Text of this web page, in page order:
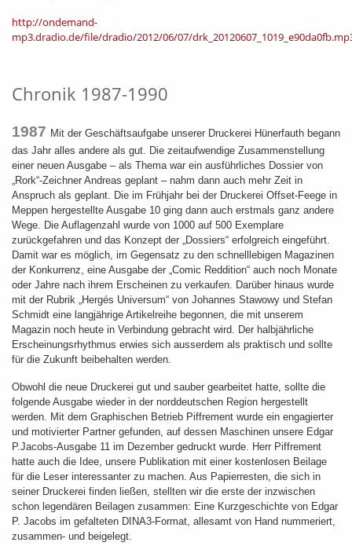
http://ondemand-
mp3.dradio.de/file/dradio/2012/06/07/
Chronik 1987-1990
1987 Mit der Geschäftsaufgabe unserer Druckerei Hünerfauth begann
das Jahr alles andere als gut. Die zeitaufwendige Zusammenstellung
einer neuen Ausgabe – als Thema war ein ausführliches Dossier von
„Rork“-Zeichner Andreas geplant – nahm dann auch mehr Zeit in
Anspruch als geplant. Die im Frühjahr bei der Druckerei Offset-Feege in
Meppen hergestellte Ausgabe 10 ging dann auch erstmals ganz andere
Wege. Die Auflagenzahl wurde von 1000 auf 500 Exemplare
zurückgefahren und das Konzept der „Dossiers“ erfolgreich eingeführt.
Damit war es möglich, im Gegensatz zu den schnelllebigen Magazinen
der Konkurrenz, eine Ausgabe der „Comic Reddition“ auch noch Monate
oder Jahre nach ihrem Erscheinen zu verkaufen. Darüber hinaus wurde
mit der Rubrik „Hergés Universum“ von Johannes Stawowy und Stefan
Schmidt eine langjährige Artikelreihe begonnen, die mit unserem
Magazin noch heute in Verbindung gebracht wird. Der halbjährliche
Erscheinungsrhythmus erwies sich ausserdem als praktisch und sollte
für die Zukunft beibehalten werden.
Obwohl die neue Druckerei gut und sauber gearbeitet hatte, sollte die
folgende Ausgabe wieder in der norddeutschen Region hergestellt
werden. Mit dem Graphischen Betrieb Piffrement wurde ein engagierter
und motivierter Partner gefunden, auf dessen Maschinen unsere Edgar
P.Jacobs-Ausgabe 11 im Dezember gedruckt wurde. Herr Piffrement
hatte auch die Idee, unsere Publikation mit einer kostenlosen Beilage
für die Leser interessanter zu machen. Aus Papierresten, die sich in
seiner Druckerei finden ließen, stellten wir die erste der inzwischen
schon legendären Beilagen zusammen: Eine Kurzgeschichte von Edgar
P. Jacobs im gefalteten DINA3-Format, allesamt von Hand nummeriert,
zusammen- und beigelegt.